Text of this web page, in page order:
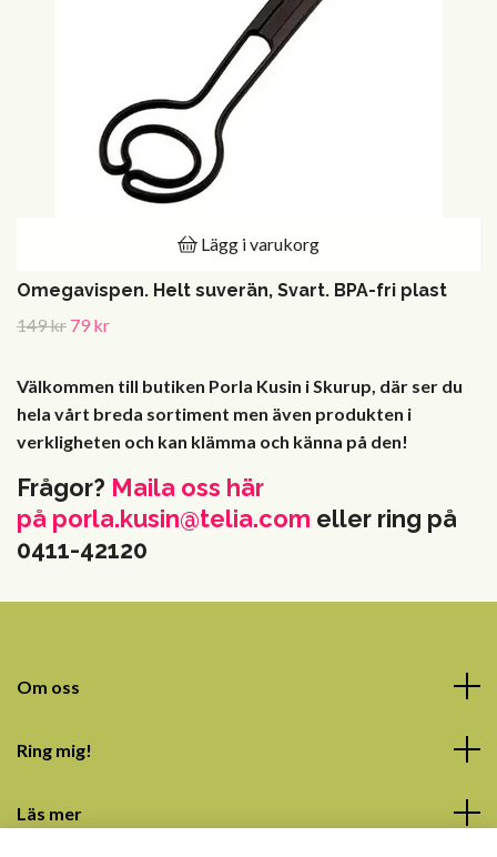
Lägg i varukorg
Omegavispen. Helt suverän, Svart. BPA-fri plast
149 kr 79 kr
Välkommen till butiken Porla Kusin i Skurup, där ser du
hela vårt breda sortiment men även produkten i
verkligheten och kan klämma och känna på den!
Frågor? Maila oss här
på porla.kusin@telia.com eller ring på
0411-42120
Om oss
Ring mig!
Läs mer